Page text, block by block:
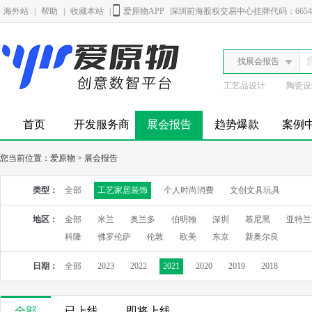
海外站 帮助 收藏本站 爱原物APP 深圳前海股权交易中心挂牌代码：
找展会报告
工艺品设计 陶瓷
首页 开发服务商 展会报告 趋势爆款 案例
您当前位置： 爱原物 > 展会报告
类型： 全部 工艺家居装饰 个人时尚消费 文创文具玩具
地区： 全部 米兰 奥兰多 伯明翰 深圳 慕尼黑
亚特
科隆
佛罗伦萨 伦敦 欧美 东京 新奥尔良
日期： 全部 2023 2022 2021 2020 2019 2018